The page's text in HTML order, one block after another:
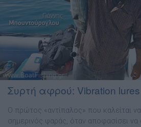
Συρτή αφρού: Vibration lures
O πρώτος «αντίπαλος» που καλείται
σηµερινός ψαράς, όταν αποφασίσει να